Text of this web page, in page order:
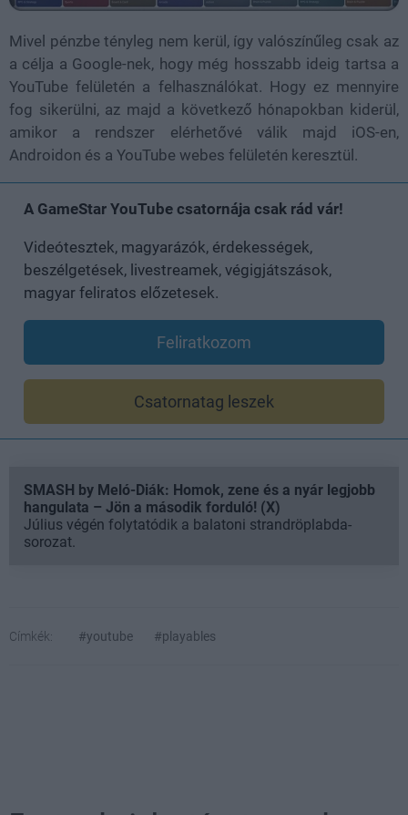
Mivel pénzbe tényleg nem kerül, így valószínűleg csak az
a célja a Google-nek, hogy még hosszabb ideig tartsa a
YouTube felületén a felhasználókat. Hogy ez mennyire
fog sikerülni, az majd a következő hónapokban kiderül,
amikor a rendszer elérhetővé válik majd iOS-en,
Androidon és a YouTube webes felületén keresztül.
A GameStar YouTube csatornája csak rád vár!
Videótesztek, magyarázók, érdekességek,
beszélgetések, livestreamek, végigjátszások,
magyar feliratos előzetesek.
Feliratkozom
Csatornatag leszek
SMASH by Meló-Diák: Homok, zene és a nyár legjobb
hangulata – Jön a második forduló! (X)
Július végén folytatódik a balatoni strandröplabda-
sorozat.
Címkék: #youtube #playables